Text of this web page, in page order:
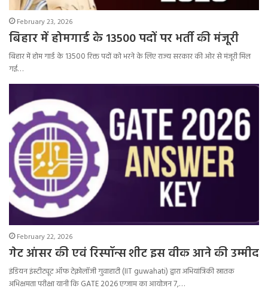
February 23, 2026
बिहार में होमगार्ड के 13500 पदों पर भर्ती की मंजूरी
बिहार में होम गार्ड के 13500 रिक्त पदों को भरने के लिए राज्य सरकार की ओर से मंजूरी मिल
गई…
February 22, 2026
गेट आंसर की एवं रिस्पॉन्स शीट इस वीक आने की उम्मीद
इंडियन इंस्टीट्यूट ऑफ टेक्नोलॉजी गुवाहाटी (IIT guwahati) द्वारा अभियांत्रिकी स्नातक
अभिक्षमता परीक्षा यानी कि GATE 2026 एग्जाम का आयोजन 7,…